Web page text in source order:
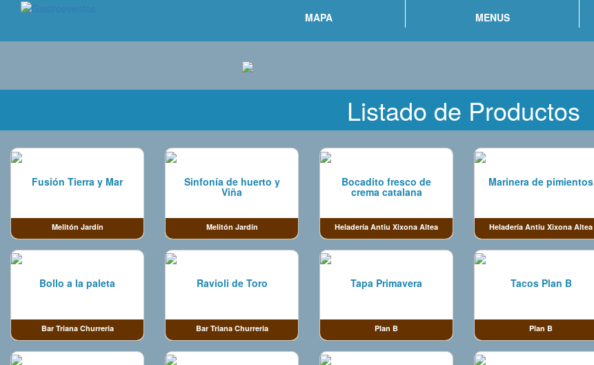
MAPA MENUS
Listado de Productos
Fusión Tierra y Mar
Melitón Jardín
Sinfonía de huerto y
Viña
Melitón Jardín
Bocadito fresco de
crema catalana
Heladería Antiu Xixona Altea
Marinera de pimientos
Heladería Antiu Xixona Altea
Bollo a la paleta
Bar Triana Churreria
Ravioli de Toro
Bar Triana Churreria
Tapa Primavera
Plan B
Tacos Plan B
Plan B